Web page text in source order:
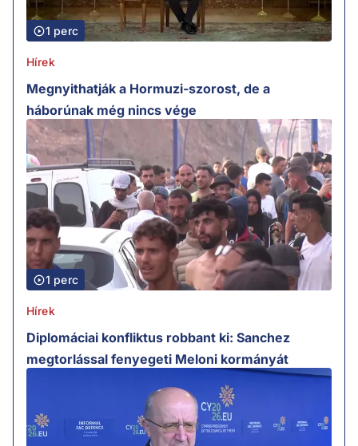
1 perc
Hírek
Megnyithatják a Hormuzi-szorost, de a
háborúnak még nincs vége
1 perc
Hírek
Diplomáciai konfliktus robbant ki: Sanchez
megtorlással fenyegeti Meloni kormányát